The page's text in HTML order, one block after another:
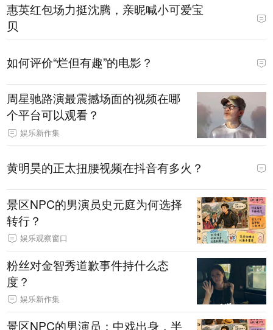
惠英红包场力挺沈腾，亲昵喊小可爱宝
贝
如何评价“烂但有趣”的电影？
周星驰路演最震撼场面的视频在哪
个平台可以观看？
娱乐新作集
黄明昊的正太扭腰视频在抖音有多火？
景区NPC的男演员史元庭为何选择
转行？
娱乐观察窗口
粉丝对金智秀道歉事件持什么态
度？
娱乐新作集
景区NPC的男演员：中戏出身，半